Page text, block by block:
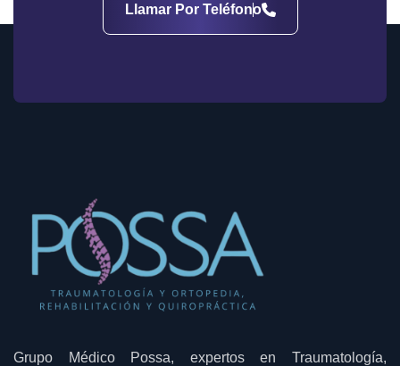
Llamar Por Teléfono
Grupo Médico Possa, expertos en Traumatología,